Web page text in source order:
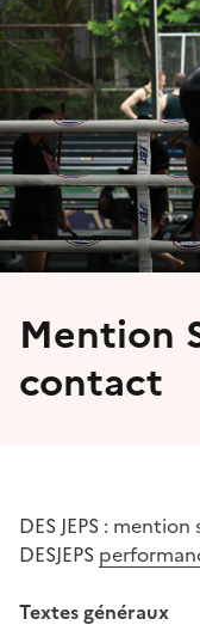
Mention
contact
DES JEPS :
DESJEPS
Textes généraux